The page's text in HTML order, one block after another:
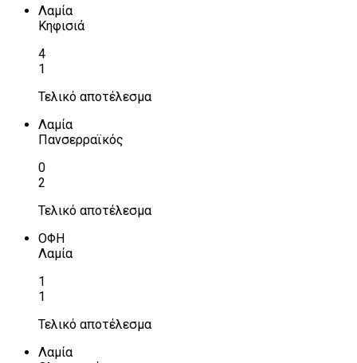
Λαμία
Κηφισιά
4
1
Τελικό αποτέλεσμα
Λαμία
Πανσερραϊκός
0
2
Τελικό αποτέλεσμα
ΟΦΗ
Λαμία
1
1
Τελικό αποτέλεσμα
Λαμία